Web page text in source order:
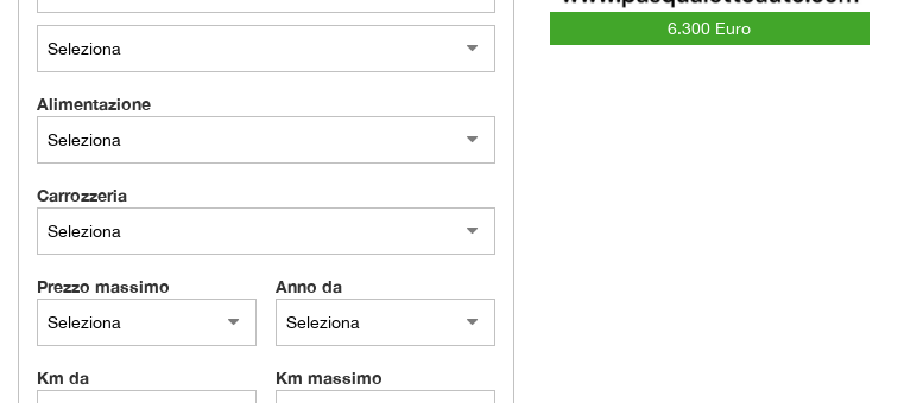
Alimentazione
Carrozzeria
Prezzo massimo Anno da
Km da Km massimo
6.300 Euro